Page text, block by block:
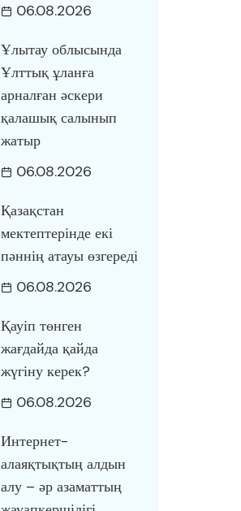
06.08.2026
Ұлытау облысында
Ұлттық ұланға
арналған әскери
қалашық салынып
жатыр
06.08.2026
Қазақстан
мектептерінде екі
пәннің атауы өзгереді
06.08.2026
Қауіп төнген
жағдайда қайда
жүгіну керек?
06.08.2026
Интернет-
алаяқтықтың алдын
алу – әр азаматтың